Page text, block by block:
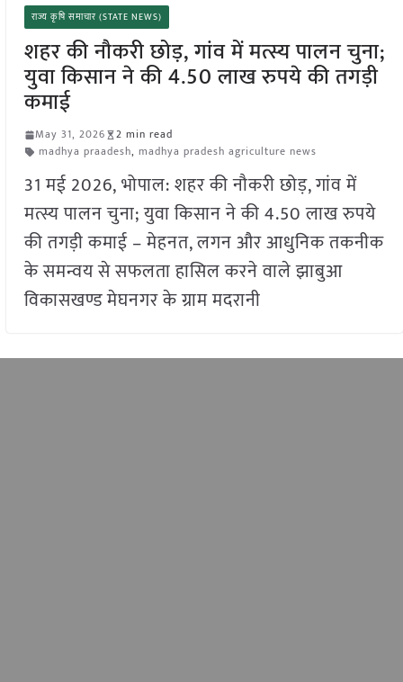
राज्य कृषि समाचार (STATE NEWS)
शहर की नौकरी छोड़, गांव में मत्स्य पालन चुना;
युवा किसान ने की 4.50 लाख रुपये की तगड़ी
कमाई
May 31, 2026
2 min read
madhya praadesh, madhya pradesh agriculture news
31 मई 2026, भोपाल: शहर की नौकरी छोड़, गांव में
मत्स्य पालन चुना; युवा किसान ने की 4.50 लाख रुपये
की तगड़ी कमाई – मेहनत, लगन और आधुनिक तकनीक
के समन्वय से सफलता हासिल करने वाले झाबुआ
विकासखण्ड मेघनगर के ग्राम मदरानी